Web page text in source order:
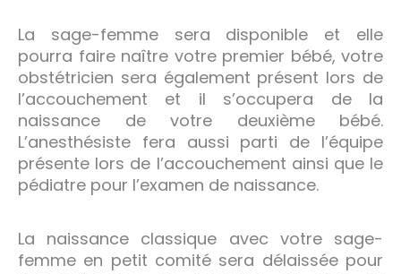
La sage-femme sera disponible et elle
pourra faire naître votre premier bébé, votre
obstétricien sera également présent lors de
l’accouchement et il s’occupera de la
naissance de votre deuxième bébé.
L’anesthésiste fera aussi parti de l’équipe
présente lors de l’accouchement ainsi que le
pédiatre pour l’examen de naissance.
La naissance classique avec votre sage-
femme en petit comité sera délaissée pour